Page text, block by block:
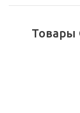
Товары